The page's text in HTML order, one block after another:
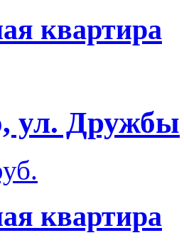
квартира
ул. Дружбы
квартира